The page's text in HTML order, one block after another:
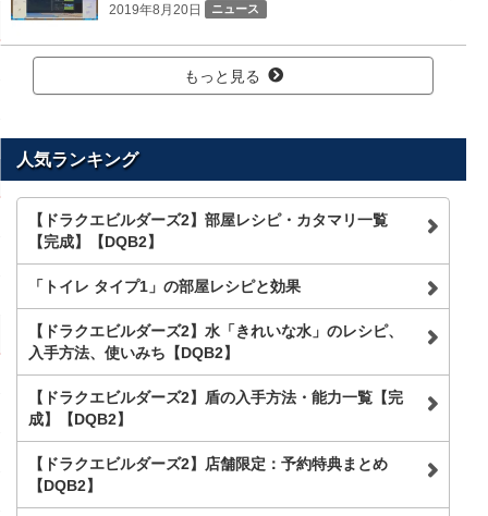
2019年8月20日 ニュース
もっと見る
人気ランキング
【ドラクエビルダーズ2】部屋レシピ・カタマリ一覧
【完成】【DQB2】
「トイレ タイプ1」の部屋レシピと効果
【ドラクエビルダーズ2】水「きれいな水」のレシピ、
入手方法、使いみち【DQB2】
【ドラクエビルダーズ2】盾の入手方法・能力一覧【完
成】【DQB2】
【ドラクエビルダーズ2】店舗限定：予約特典まとめ
【DQB2】